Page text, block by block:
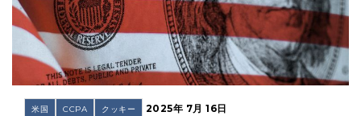
米国 CCPA クッキー 2025年 7月 16日